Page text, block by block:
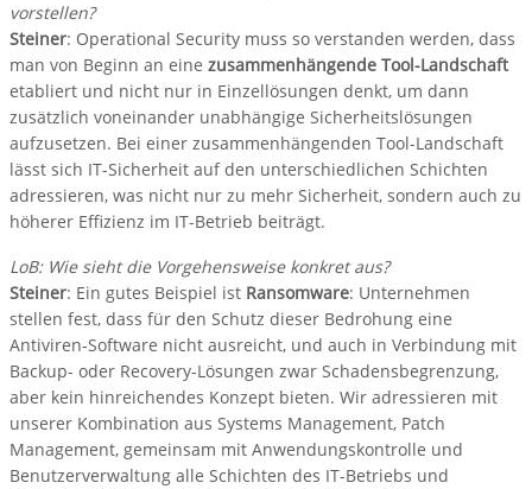
vorstellen?
Steiner: Operational Security muss so verstanden werden, dass
man von Beginn an eine zusammenhängende Tool-Landschaft
etabliert und nicht nur in Einzellösungen denkt, um dann
zusätzlich voneinander unabhängige Sicherheitslösungen
aufzusetzen. Bei einer zusammenhängenden Tool-Landschaft
lässt sich IT-Sicherheit auf den unterschiedlichen Schichten
adressieren, was nicht nur zu mehr Sicherheit, sondern auch zu
höherer Effizienz im IT-Betrieb beiträgt.
LoB: Wie sieht die Vorgehensweise konkret aus?
Steiner: Ein gutes Beispiel ist Ransomware: Unternehmen
stellen fest, dass für den Schutz dieser Bedrohung eine
Antiviren-Software nicht ausreicht, und auch in Verbindung mit
Backup- oder Recovery-Lösungen zwar Schadensbegrenzung,
aber kein hinreichendes Konzept bieten. Wir adressieren mit
unserer Kombination aus Systems Management, Patch
Management, gemeinsam mit Anwendungskontrolle und
Benutzerverwaltung alle Schichten des IT-Betriebs und